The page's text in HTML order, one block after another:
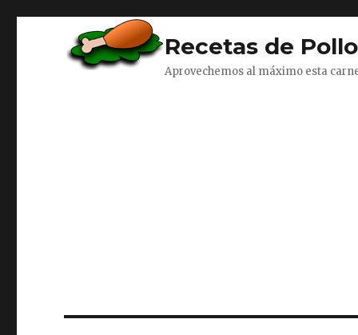
Recetas de Pollo
Aprovechemos al máximo esta